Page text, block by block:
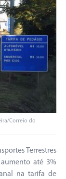
Correio do
Terrestres
até 3%
na tarifa de